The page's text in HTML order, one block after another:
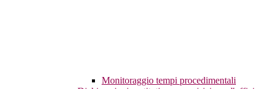
Monitoraggio tempi procedimentali